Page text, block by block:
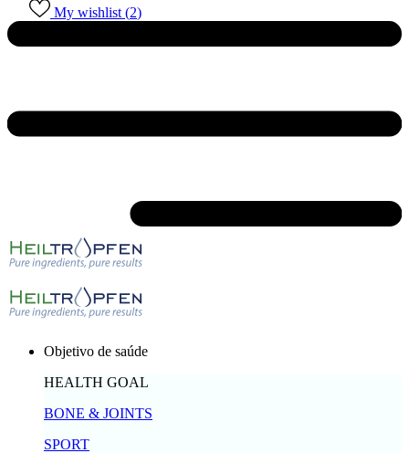
My wishlist (2)
Objetivo de saúde
HEALTH GOAL
BONE & JOINTS
SPORT